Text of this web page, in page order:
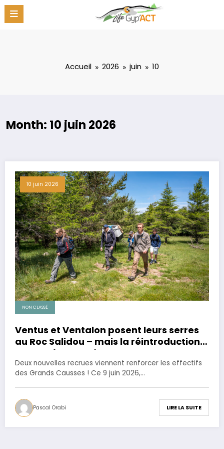
Aller
contenu
Accueil 2026 juin 10
Month: 10 juin 2026
10 juin 2026
NON CLASSÉ
Ventus et Ventalon posent leurs serres
au Roc Salidou – mais la réintroduction
ne s’arrête pas là !
Deux nouvelles recrues viennent renforcer les effectifs
des Grands Causses ! Ce 9 juin 2026,…
Pascal Orabi LIRE LA SUITE